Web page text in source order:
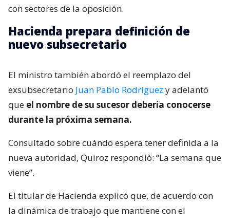
con sectores de la oposición.
Hacienda prepara definición de
nuevo subsecretario
El ministro también abordó el reemplazo del
exsubsecretario Juan Pablo Rodríguez y adelantó
que el nombre de su sucesor debería conocerse
durante la próxima semana.
Consultado sobre cuándo espera tener definida a la
nueva autoridad, Quiroz respondió: “La semana que
viene”.
El titular de Hacienda explicó que, de acuerdo con
la dinámica de trabajo que mantiene con el